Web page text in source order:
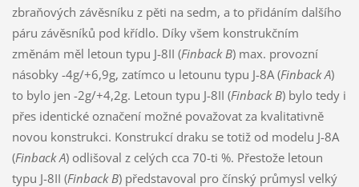
zbraňových závěsníku z pěti na sedm, a to přidáním dalšího
páru závěsníků pod křídlo. Díky všem konstrukčním
změnám měl letoun typu J-8II (Finback B) max. provozní
násobky -4g/+6,9g, zatímco u letounu typu J-8A (Finback A)
to bylo jen -2g/+4,2g. Letoun typu J-8II (Finback B) bylo tedy i
přes identické označení možné považovat za kvalitativně
novou konstrukci. Konstrukcí draku se totiž od modelu J-8A
(Finback A) odlišoval z celých cca 70-ti %. Přestože letoun
typu J-8II (Finback B) představoval pro čínský průmysl velký